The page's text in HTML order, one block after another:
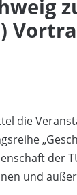
die
der
und